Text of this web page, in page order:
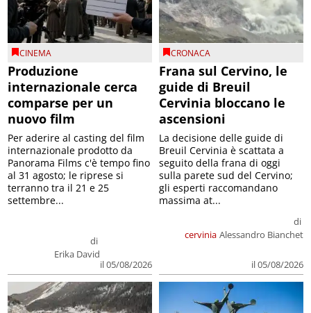
CINEMA
Produzione
internazionale cerca
comparse per un
nuovo film
di
Erika David
il 05/08/2026
Per aderire al casting del film
internazionale prodotto da
Panorama Films c'è tempo fino
al 31 agosto; le riprese si
terranno tra il 21 e 25
settembre...
CRONACA
Frana sul Cervino, le
guide di Breuil
Cervinia bloccano le
ascensioni
cervinia
di
Alessandro Bianchet
il 05/08/2026
La decisione delle guide di
Breuil Cervinia è scattata a
seguito della frana di oggi
sulla parete sud del Cervino;
gli esperti raccomandano
massima at...